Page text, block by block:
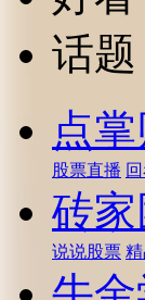
话题
点
股票直播
砖家
说说股票